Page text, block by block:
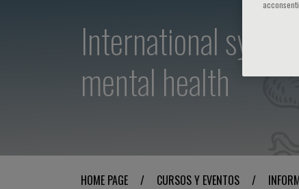
International
mental health
HOME PAGE / CURSOS Y EVENTOS /